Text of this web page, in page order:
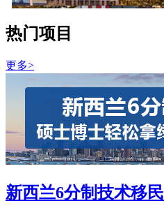
热门项目
更多>
新西兰6分制技术移民